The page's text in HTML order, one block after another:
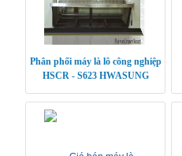
Phân phối máy là lô công nghiệp
HSCR - S623 HWASUNG